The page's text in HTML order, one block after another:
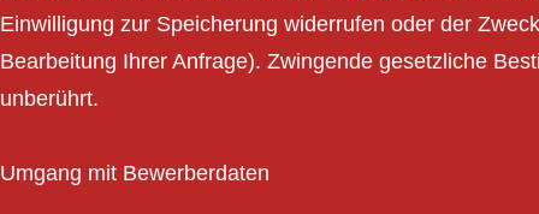
Einwilligung zur Speicherung widerrufen oder der
Bearbeitung Ihrer Anfrage). Zwingende gesetzliche
unberührt.
Umgang mit Bewerberdaten